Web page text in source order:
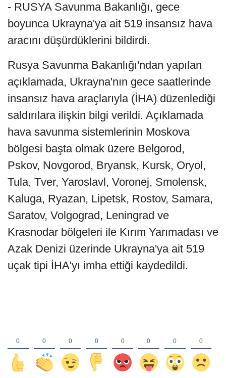
- RUSYA Savunma Bakanlığı, gece
boyunca Ukrayna'ya ait 519 insansız hava
aracını düşürdüklerini bildirdi.
Rusya Savunma Bakanlığı'ndan yapılan
açıklamada, Ukrayna'nın gece saatlerinde
insansız hava araçlarıyla (İHA) düzenlediği
saldırılara ilişkin bilgi verildi. Açıklamada
hava savunma sistemlerinin Moskova
bölgesi başta olmak üzere Belgorod,
Pskov, Novgorod, Bryansk, Kursk, Oryol,
Tula, Tver, Yaroslavl, Voronej, Smolensk,
Kaluga, Ryazan, Lipetsk, Rostov, Samara,
Saratov, Volgograd, Leningrad ve
Krasnodar bölgeleri ile Kırım Yarımadası ve
Azak Denizi üzerinde Ukrayna'ya ait 519
uçak tipi İHA'yı imha ettiği kaydedildi.